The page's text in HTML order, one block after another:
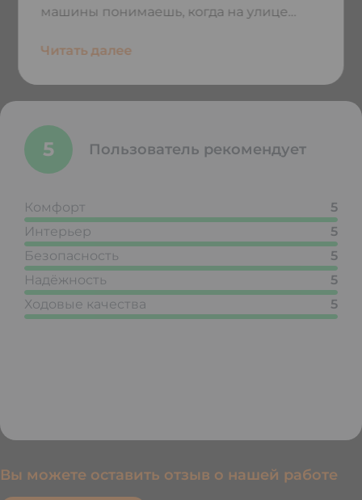
Вы можете оставить отзыв о нашей работе
машины понимаешь, когда на улице
Фонари с ксеноном выручают в плохую
просторный салон.
Читать далее
5 Пользователь рекомендует
Комфорт
5
Интерьер
5
Безопасность
5
Надёжность
5
Ходовые качества
5